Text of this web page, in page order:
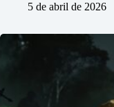
5 de abril de 2026